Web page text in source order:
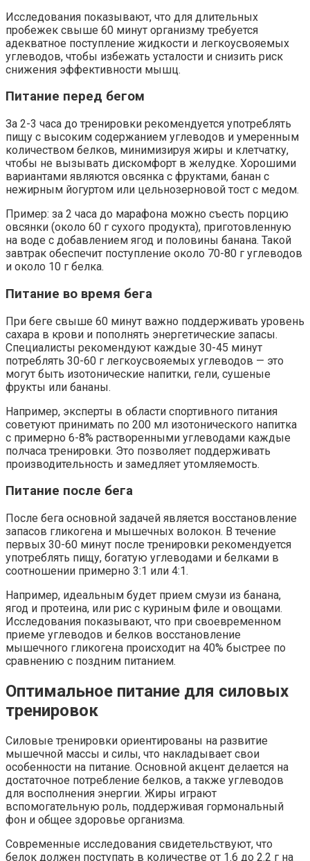
Исследования показывают, что для длительных
пробежек свыше 60 минут организму требуется
адекватное поступление жидкости и легкоусвояемых
углеводов, чтобы избежать усталости и снизить риск
снижения эффективности мышц.
Питание перед бегом
За 2-3 часа до тренировки рекомендуется употреблять
пищу с высоким содержанием углеводов и умеренным
количеством белков, минимизируя жиры и клетчатку,
чтобы не вызывать дискомфорт в желудке. Хорошими
вариантами являются овсянка с фруктами, банан с
нежирным йогуртом или цельнозерновой тост с медом.
Пример: за 2 часа до марафона можно съесть порцию
овсянки (около 60 г сухого продукта), приготовленную
на воде с добавлением ягод и половины банана. Такой
завтрак обеспечит поступление около 70-80 г углеводов
и около 10 г белка.
Питание во время бега
При беге свыше 60 минут важно поддерживать уровень
сахара в крови и пополнять энергетические запасы.
Специалисты рекомендуют каждые 30-45 минут
потреблять 30-60 г легкоусвояемых углеводов — это
могут быть изотонические напитки, гели, сушеные
фрукты или бананы.
Например, эксперты в области спортивного питания
советуют принимать по 200 мл изотонического напитка
с примерно 6-8% растворенными углеводами каждые
полчаса тренировки. Это позволяет поддерживать
производительность и замедляет утомляемость.
Питание после бега
После бега основной задачей является восстановление
запасов гликогена и мышечных волокон. В течение
первых 30-60 минут после тренировки рекомендуется
употреблять пищу, богатую углеводами и белками в
соотношении примерно 3:1 или 4:1.
Например, идеальным будет прием смузи из банана,
ягод и протеина, или рис с куриным филе и овощами.
Исследования показывают, что при своевременном
приеме углеводов и белков восстановление
мышечного гликогена происходит на 40% быстрее по
сравнению с поздним питанием.
Оптимальное питание для силовых
тренировок
Силовые тренировки ориентированы на развитие
мышечной массы и силы, что накладывает свои
особенности на питание. Основной акцент делается на
достаточное потребление белков, а также углеводов
для восполнения энергии. Жиры играют
вспомогательную роль, поддерживая гормональный
фон и общее здоровье организма.
Современные исследования свидетельствуют, что
белок должен поступать в количестве от 1.6 до 2.2 г на